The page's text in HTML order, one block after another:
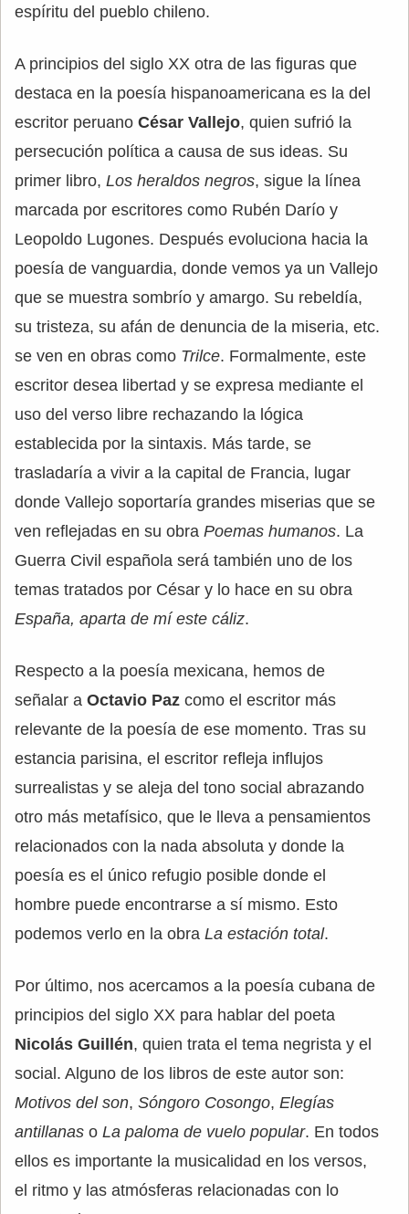
espíritu del pueblo chileno.
A principios del siglo XX otra de las figuras que
destaca en la poesía hispanoamericana es la del
escritor peruano César Vallejo, quien sufrió la
persecución política a causa de sus ideas. Su
primer libro, Los heraldos negros, sigue la línea
marcada por escritores como Rubén Darío y
Leopoldo Lugones. Después evoluciona hacia la
poesía de vanguardia, donde vemos ya un Vallejo
que se muestra sombrío y amargo. Su rebeldía,
su tristeza, su afán de denuncia de la miseria, etc.
se ven en obras como Trilce. Formalmente, este
escritor desea libertad y se expresa mediante el
uso del verso libre rechazando la lógica
establecida por la sintaxis. Más tarde, se
trasladaría a vivir a la capital de Francia, lugar
donde Vallejo soportaría grandes miserias que se
ven reflejadas en su obra Poemas humanos. La
Guerra Civil española será también uno de los
temas tratados por César y lo hace en su obra
España, aparta de mí este cáliz.
Respecto a la poesía mexicana, hemos de
señalar a Octavio Paz como el escritor más
relevante de la poesía de ese momento. Tras su
estancia parisina, el escritor refleja influjos
surrealistas y se aleja del tono social abrazando
otro más metafísico, que le lleva a pensamientos
relacionados con la nada absoluta y donde la
poesía es el único refugio posible donde el
hombre puede encontrarse a sí mismo. Esto
podemos verlo en la obra La estación total.
Por último, nos acercamos a la poesía cubana de
principios del siglo XX para hablar del poeta
Nicolás Guillén, quien trata el tema negrista y el
social. Alguno de los libros de este autor son:
Motivos del son, Sóngoro Cosongo, Elegías
antillanas o La paloma de vuelo popular. En todos
ellos es importante la musicalidad en los versos,
el ritmo y las atmósferas relacionadas con lo